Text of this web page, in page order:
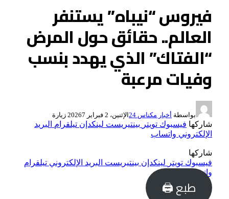
فيروس “نيباه” يستنفر
العالم.. حقائق حول المرض
“الفتاك” الذي يهدد بنسب
وفيات مرعبة
بواسطة أخبار مكناس 24 الإثنين، 2 فبراير 2026 7 زيارة
شاركها فيسبوك تويتر بينتيريست لينكدإن تيلقرام البريد
الإلكتروني واتساب
شاركها
فيسبوك تويتر لينكدإن بينتيريست البريد الإلكتروني تيلقرام
واتساب
طبع 🖨